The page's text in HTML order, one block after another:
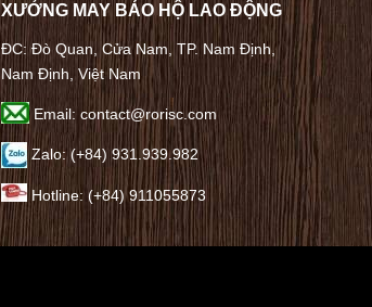
XƯỞNG MAY BẢO HỘ LAO ĐỘNG
ĐC: Đò Quan, Cửa Nam, TP. Nam Định,
Nam Định, Việt Nam
Email: contact@rorisc.com
Zalo: (+84) 931.939.982
Hotline: (+84) 911055873